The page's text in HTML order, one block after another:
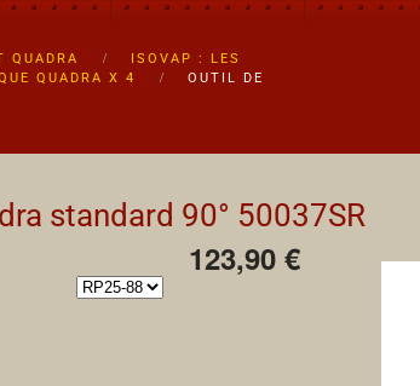
QUADRA
ISOVAP : LES
QUADRA X 4
OUTIL DE
standard 90° 50037SR
123,90 €